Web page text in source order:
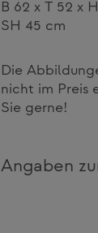
B 62 x T 52 x
SH 45 cm
Die
nicht im Preis
Sie gerne!
Angaben